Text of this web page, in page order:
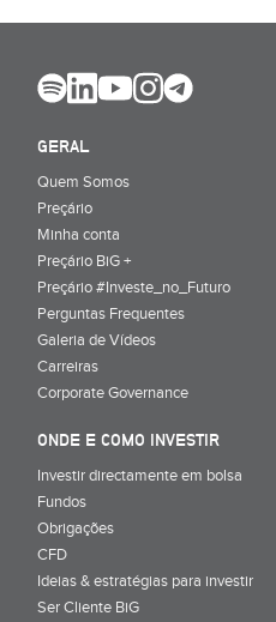
GERAL
Quem Somos
Preçário
Minha conta
Preçário BiG +
Preçário #Investe_no_Futuro
Perguntas Frequentes
Galeria de Vídeos
Carreiras
Corporate Governance
ONDE E COMO INVESTIR
Investir directamente em bolsa
Fundos
Obrigações
CFD
Ideias & estratégias para investir
Ser Cliente BiG